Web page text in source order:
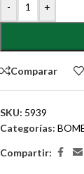
- +
Comparar
SKU: 5939
Categorías:
Compartir: